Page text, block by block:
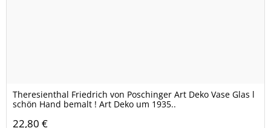
Theresienthal Friedrich von Poschinger Art Deko Vase Glas l
schön Hand bemalt ! Art Deko um 1935..
22,80 €